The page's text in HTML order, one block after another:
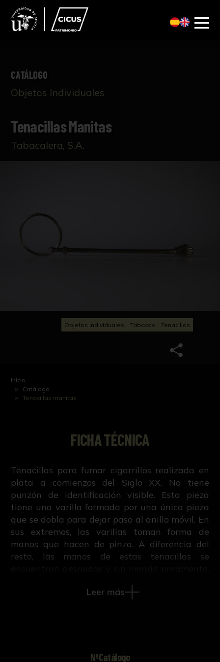
CATÁLOGO
Objetos Individuales
Tenacillas Manitas
Tabacalera, S.A.
Objetos individuales Tabacos Tenacillas
Inicio
Catálogo
Tenacillas manitas
FICHA TÉCNICA
Tenacillas para fumar cigarrillos realizada en
plata a comienzos del Siglo XX. No tiene
punzón de identificación visible. Esta pieza
tiene una varilla formada por una única pieza
que se dobla para dejar paso al anillo móvil. En
sus extremos, las varillas toman forma de
manos que hacen de pinza. A diferencia del
resto, las manos de estas tenacillas se
muñeca. Su virola tiene forma de anillo
sostiene el cigarro o cigarrillo para así evitar el
Leer más
NºCatálogo